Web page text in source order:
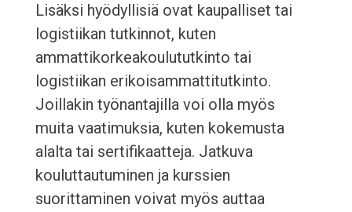
Lisäksi hyödyllisiä ovat kaupalliset tai
logistiikan tutkinnot, kuten
ammattikorkeakoulututkinto tai
logistiikan erikoisammattitutkinto.
Joillakin työnantajilla voi olla myös
muita vaatimuksia, kuten kokemusta
alalta tai sertifikaatteja. Jatkuva
kouluttautuminen ja kurssien
suorittaminen voivat myös auttaa